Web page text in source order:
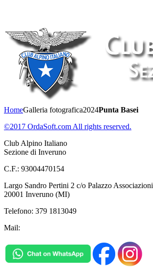
HomeGalleria fotografica2024Punta Basei
©2017 OrdaSoft.com All rights reserved.
Club Alpino Italiano
Sezione di Inveruno
C.F.: 93004470154
Largo Sandro Pertini 2 c/o Palazzo Associazioni
20001 Inveruno (MI)
Telefono: 379 1813049
Mail: